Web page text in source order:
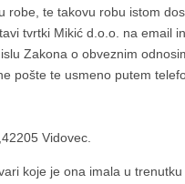
robe, te takovu robu istom
tvrtki Mikić d.o.o. na email
Zakona o obveznim
pošte te usmeno putem
Vidovec.
koje je ona imala u